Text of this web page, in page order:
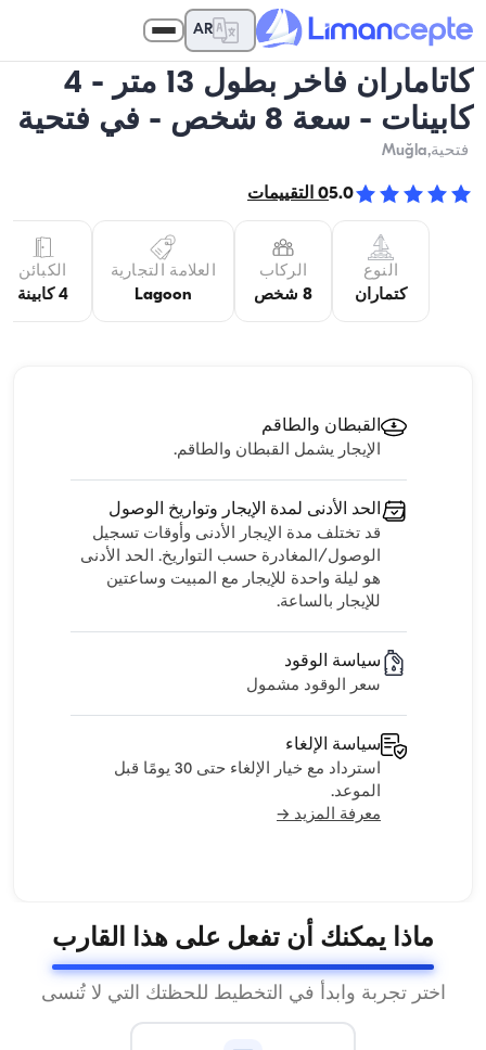
AR
كاتاماران فاخر بطول 13 متر - 4
كابينات - سعة 8 شخص - في فتحية
فتحية,Muğla
5.0
0 التقييمات
النوع
كتماران
الركاب
8 شخص
العلامة التجارية
Lagoon
الكبائن
4 كابينة
القبطان والطاقم
الإيجار يشمل القبطان والطاقم.
الحد الأدنى لمدة الإيجار وتواريخ الوصول
قد تختلف مدة الإيجار الأدنى وأوقات تسجيل
الوصول/المغادرة حسب التواريخ. الحد الأدنى
هو ليلة واحدة للإيجار مع المبيت وساعتين
للإيجار بالساعة.
سياسة الوقود
سعر الوقود مشمول
سياسة الإلغاء
استرداد مع خيار الإلغاء حتى 30 يومًا قبل
الموعد.
معرفة المزيد →
ماذا يمكنك أن تفعل على هذا القارب
اختر تجربة وابدأ في التخطيط للحظتك التي لا تُنسى